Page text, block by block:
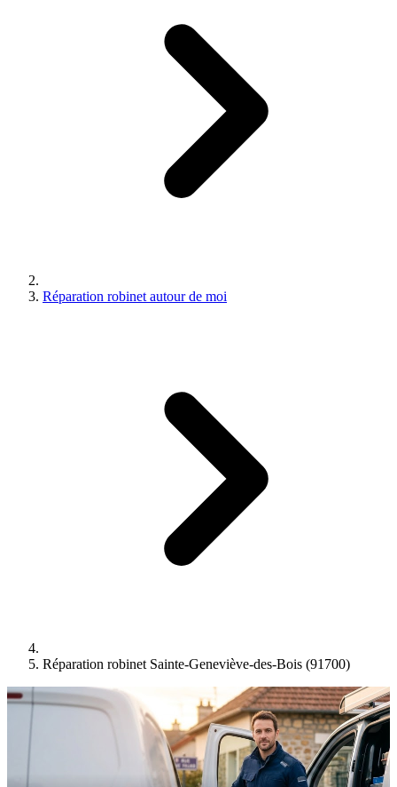
Réparation robinet autour de moi
Réparation robinet Sainte-Geneviève-des-Bois (91700)